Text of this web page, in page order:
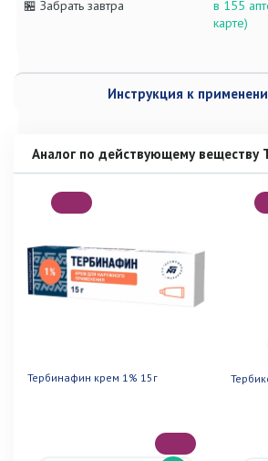
🏪 Забрать завтра
в 155
карте)
Инструкция к
Аналог по действующему веществу
Тербинафин крем 1% 15г